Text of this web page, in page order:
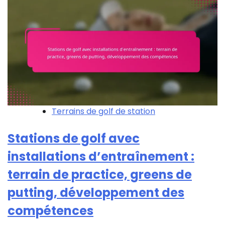
Terrains de golf de station
Stations de golf avec
installations d’entraînement :
terrain de practice, greens de
putting, développement des
compétences